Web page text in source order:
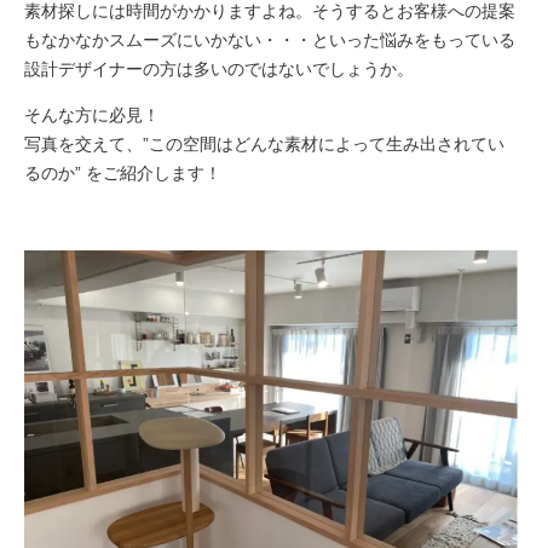
素材探しには時間がかかりますよね。そうするとお客様への提案
もなかなかスムーズにいかない・・・といった悩みをもっている
設計デザイナーの方は多いのではないでしょうか。
そんな方に必見！
写真を交えて、”この空間はどんな素材によって生み出されてい
るのか” をご紹介します！